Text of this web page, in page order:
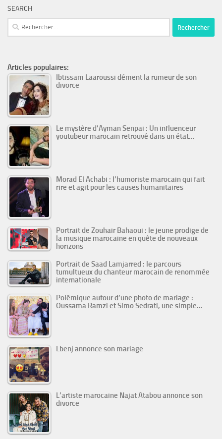
SEARCH
Rechercher :
Articles populaires:
Ibtissam Laaroussi dément la rumeur de son
divorce
Le mystère d’Ayman Senpai : Un influenceur
youtubeur marocain retrouvé dans un état…
Morad El Achabi : l’humoriste marocain qui fait
rire et agit pour les causes humanitaires
Portrait de Zouhair Bahaoui : le jeune prodige de
la musique marocaine en quête de nouveaux
horizons
Portrait de Saad Lamjarred : le parcours
tumultueux du chanteur marocain de renommée
internationale
Polémique autour d’une photo de mariage :
Oussama Ramzi et Simo Sedrati, une simple…
Lbenj annonce son mariage
L’artiste marocaine Najat Atabou annonce son
divorce